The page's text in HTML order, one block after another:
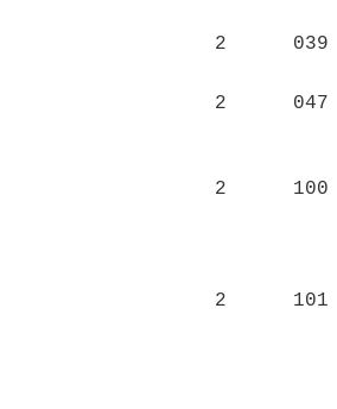
2 039
2 047
2 100
2 101